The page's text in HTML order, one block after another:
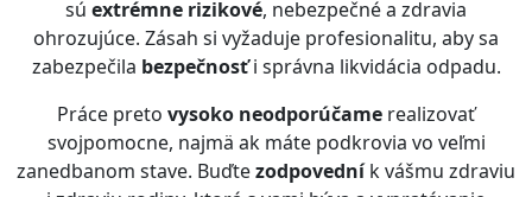
sú extrémne rizikové, nebezpečné a zdravia
ohrozujúce. Zásah si vyžaduje profesionalitu, aby sa
zabezpečila bezpečnosťi správna likvidácia odpadu.
Práce preto vysoko neodporúčame realizovať
svojpomocne, najmä ak máte podkrovia vo veľmi
zanedbanom stave. Buďtezodpovedník vášmu zdraviu